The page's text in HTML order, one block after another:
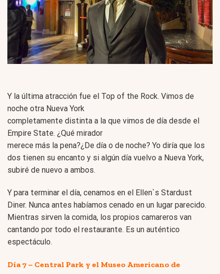
Y la última atracción fue el Top of the Rock. Vimos de
noche otra Nueva York
completamente distinta a la que vimos de día desde el
Empire State. ¿Qué mirador
merece más la pena?¿De día o de noche? Yo diría que los
dos tienen su encanto y si algún día vuelvo a Nueva York,
subiré de nuevo a ambos.
Y para terminar el día, cenamos en el Ellen`s Stardust
Diner. Nunca antes habíamos cenado en un lugar parecido.
Mientras sirven la comida, los propios camareros van
cantando por todo el restaurante. Es un auténtico
espectáculo.
Día 7 – Central Park y el Museo Americano de